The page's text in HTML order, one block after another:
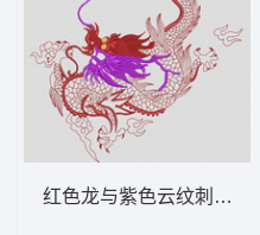
红色龙与紫色云纹刺绣 龙